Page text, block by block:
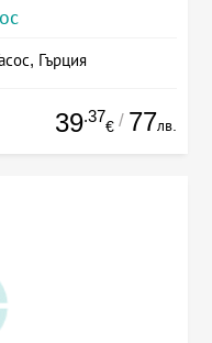
Гърция
39.37
€ / 77лв.